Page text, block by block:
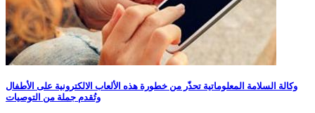
وكالة السلامة المعلوماتية تحذّر من خطورة هذه الألعاب الالكترونية على الأطفال
وتُقدم جملة من التوصيات